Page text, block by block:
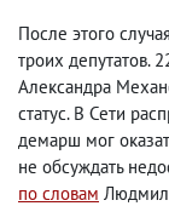
После этого
троих депутатов.
Александра
статус. В Сети
демарш мог
не обсуждать
по словам